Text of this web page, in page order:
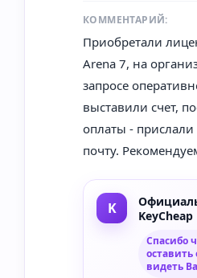
КОММЕНТАРИЙ:
Приобретали
Arena 7, на
запросе
выставили счет,
оплаты -
почту.
KeyCheap
Спасибо
видеть